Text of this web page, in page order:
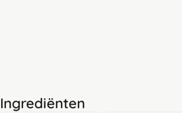
Ingrediënten